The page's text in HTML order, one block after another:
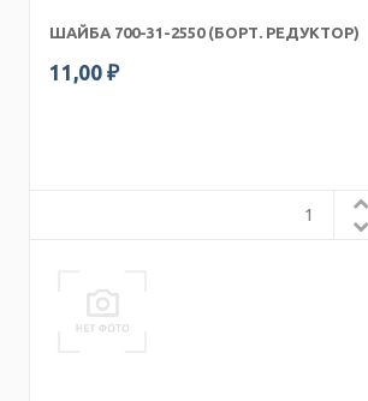
ШАЙБА 700-31-2550 (БОРТ. РЕДУКТОР)
11,00 ₽